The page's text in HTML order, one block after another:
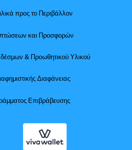
προς το Περιβάλλον
και Προσφορών
& Προωθητικού Υλικού
Διαφάνειας
Επιβράβευσης